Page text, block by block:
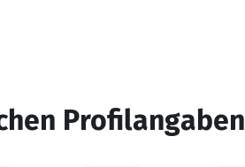
Profilangaben